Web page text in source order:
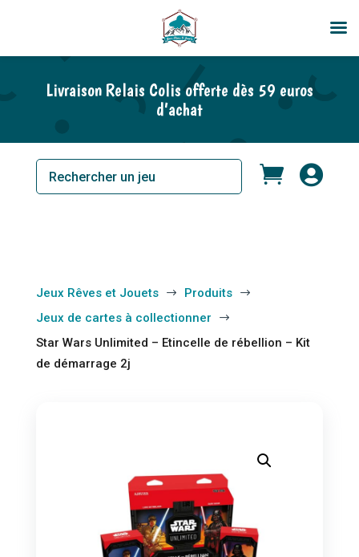
Livraison Relais Colis offerte dès 59 euros
d’achat
 
Jeux Rêves et Jouets $ Produits $
Jeux de cartes à collectionner $
Star Wars Unlimited – Etincelle de rébellion – Kit
de démarrage 2j